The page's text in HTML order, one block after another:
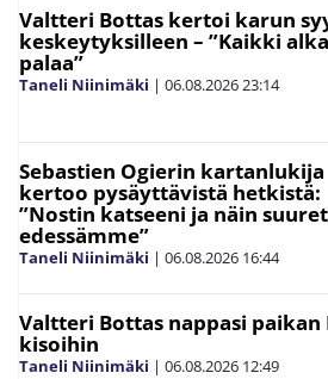
Valtteri Bottas kertoi karun
keskeytyksilleen – ”Kaikki
palaa”
Taneli Niinimäki | 06.08.202623:14
Sebastien Ogierin kartanlukija
kertoo pysäyttävistä hetkistä:
”Nostin katseeni ja näin
edessämme”
Taneli Niinimäki | 06.08.2026 16:44
Valtteri Bottas nappasi paikan
kisoihin
Taneli Niinimäki | 06.08.2026 12:49